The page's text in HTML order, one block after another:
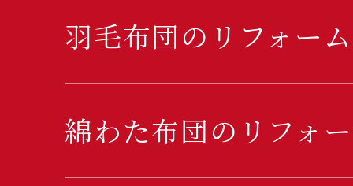
羽毛布団のリフォーム
綿わた布団のリフォ